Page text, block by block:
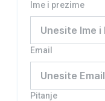
Ime i prezime
Email
Pitanje